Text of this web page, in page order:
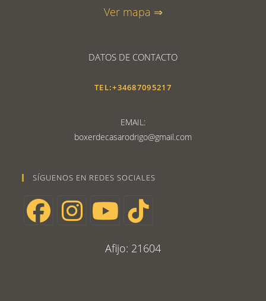
Ver mapa ⇒
DATOS DE CONTACTO
TEL:+34687095217
EMAIL:
boxerdecasarodrigo@gmail.com
SÍGUENOS EN REDES SOCIALES
Afijo: 21604